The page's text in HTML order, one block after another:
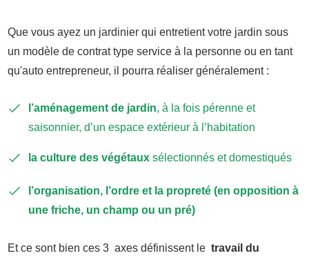
Que vous ayez un jardinier qui entretient votre jardin sous
un modèle de contrat type service à la personne ou en tant
qu'auto entrepreneur, il pourra réaliser généralement :
l’aménagement de jardin, à la fois pérenne et
saisonnier, d’un espace extérieur à l’habitation
la culture des végétaux sélectionnés et domestiqués
l’organisation, l’ordre et la propreté (en opposition à
une friche, un champ ou un pré)
Et ce sont bien ces 3 axes définissent le travail du